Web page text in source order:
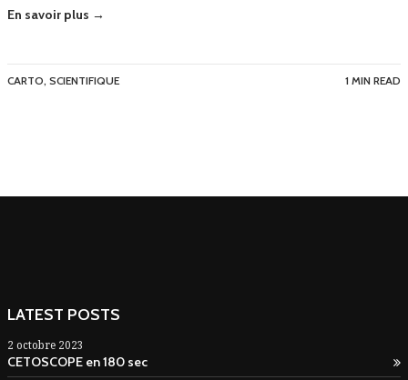
En savoir plus →
CARTO, SCIENTIFIQUE 1 MIN READ
LATEST POSTS
2 octobre 2023
CETOSCOPE en 180 sec